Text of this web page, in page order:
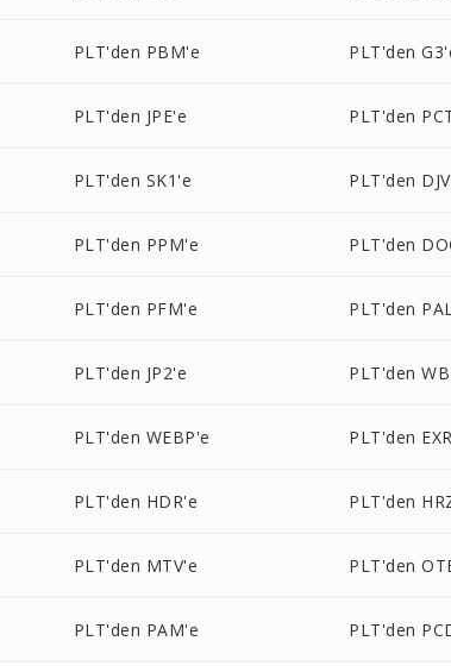
PLT'den PBM'e PLT'den
PLT'den JPE'e PLT'den
PLT'den SK1'e PLT'den
PLT'den PPM'e PLT'den
PLT'den PFM'e PLT'den
PLT'den JP2'e PLT'den
PLT'den WEBP'e PLT'den
PLT'den HDR'e PLT'den
PLT'den MTV'e PLT'den
PLT'den PAM'e PLT'den